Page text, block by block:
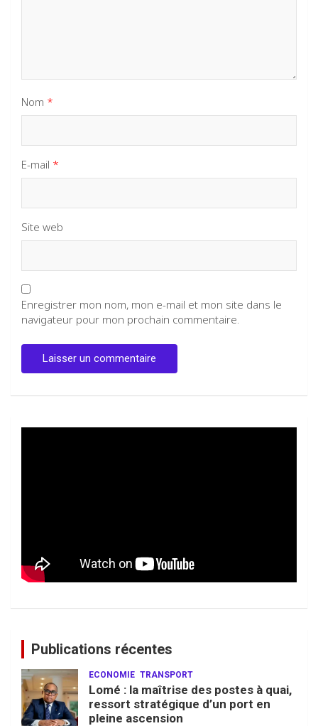
Nom *
E-mail *
Site web
Enregistrer mon nom, mon e-mail et mon site dans le
navigateur pour mon prochain commentaire.
Publications récentes
ECONOMIE TRANSPORT
Lomé : la maîtrise des postes à quai,
ressort stratégique d’un port en
pleine ascension